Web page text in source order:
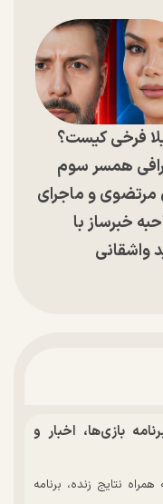
فرخی کیست؟
همسر سوم
مرتضوی و ماجرای
خبرساز با
واشقانی
| نتایج، برنامه بازی‌ها، اخبار و
جدول کامل جام جهانی 2026 به همراه نتایج زنده، برنامه